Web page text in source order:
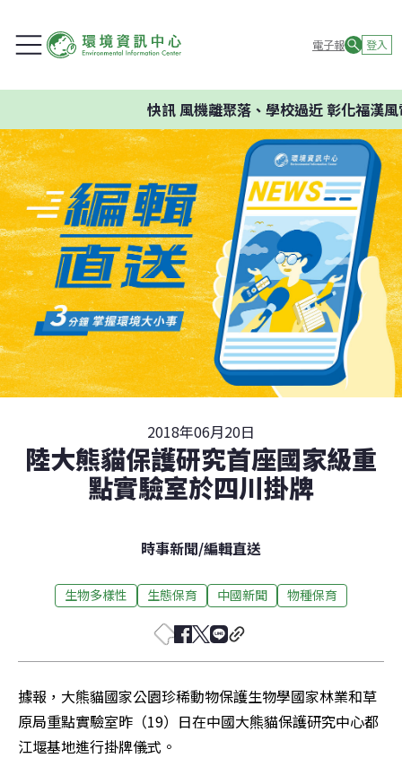
電子報 登入
快訊風機離聚落、學校過近 彰化福漢風
2018年06月20日
陸大熊貓保護研究首座國家級重
點實驗室於四川掛牌
時事新聞/編輯直送
生物多樣性 生態保育 中國新聞 物種保育
據報，大熊貓國家公園珍稀動物保護生物學國家林業和草
原局重點實驗室昨（19）日在中國大熊貓保護研究中心都
江堰基地進行掛牌儀式。